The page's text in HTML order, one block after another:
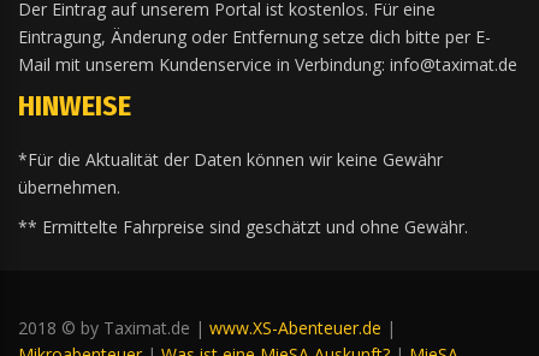
Der Eintrag auf unserem Portal ist kostenlos. Für eine
Eintragung, Änderung oder Entfernung setze dich bitte per E-
Mail mit unserem Kundenservice in Verbindung: info@taximat.de
HINWEISE
*Für die Aktualität der Daten können wir keine Gewähr
übernehmen.
** Ermittelte Fahrpreise sind geschätzt und ohne Gewähr.
2018 © by Taximat.de | www.XS-Abenteuer.de |